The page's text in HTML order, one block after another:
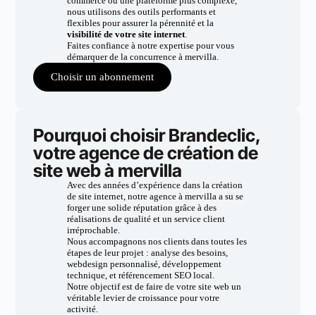
nous utilisons des outils performants et
flexibles pour assurer la pérennité et la
visibilité de votre site internet.
Faites confiance à notre expertise pour vous
démarquer de la concurrence à mervilla.
Choisir un abonnement
Pourquoi choisir Brandeclic,
votre agence de création de
site web à mervilla
Avec des années d’expérience dans la création
de site internet, notre agence à mervilla a su se
forger une solide réputation grâce à des
réalisations de qualité et un service client
irréprochable.
Nous accompagnons nos clients dans toutes les
étapes de leur projet : analyse des besoins,
webdesign personnalisé, développement
technique, et référencement SEO local.
Notre objectif est de faire de votre site web un
véritable levier de croissance pour votre
activité.